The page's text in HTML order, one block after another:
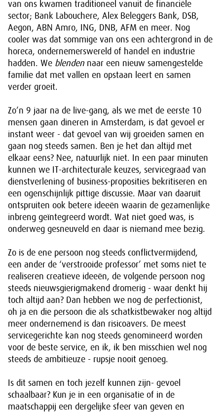
van ons kwamen traditioneel vanuit de financiële
sector; Bank Labouchere, Alex Beleggers Bank, DSB,
Aegon, ABN Amro, ING, DNB, AFM en meer. Nog
cooler was dat sommige van ons een achtergrond in de
horeca, ondernemerswereld of handel en industrie
hadden. We blendennaar een nieuw samengestelde
familie dat met vallen en opstaan leert en samen
verder groeit.
Zo’n 9 jaar na de live-gang, als we met de eerste 10
mensen gaan dineren in Amsterdam, is dat gevoel er
instant weer - dat gevoel van wij groeiden samen en
gaan nog steeds samen. Ben je het dan altijd met
elkaar eens? Nee, natuurlijk niet. In een paar minuten
kunnen we IT-architecturale keuzes, servicegraad van
dienstverlening of business-proposities bekritiseren en
een ogenschijnlijk pittige discussie. Maar van daaruit
ontspruiten ook betere ideeën waarin de gezamenlijke
inbreng geïntegreerd wordt. Wat niet goed was, is
onderweg gesneuveld en daar is niemand mee bezig.
Zo is de ene persoon nog steeds conflictvermijdend,
een ander de ‘verstrooide professor’ met soms niet te
realiseren creatieve ideeën, de volgende persoon nog
steeds nieuwsgierigmakend dromerig - waar denkt hij
toch altijd aan? Dan hebben we nog de perfectionist,
oh ja en die persoon die als schatkistbewaker nog altijd
meer ondernemend is dan risicoavers. De meest
servicegerichte kan nog steeds genomineerd worden
voor de beste service, en ik, ik ben misschien wel nog
steeds de ambitieuze - rupsje nooit genoeg.
Is dit samen en toch jezelf kunnen zijn- gevoel
schaalbaar? Kun je in een organisatie of in de
maatschappij een dergelijke sfeer van geven en